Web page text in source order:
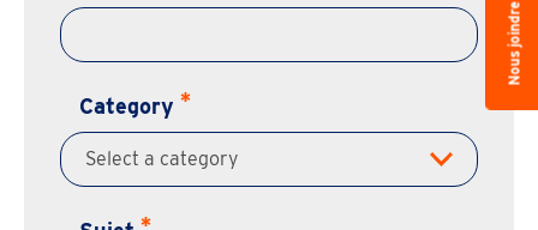
Category
Nous joindre